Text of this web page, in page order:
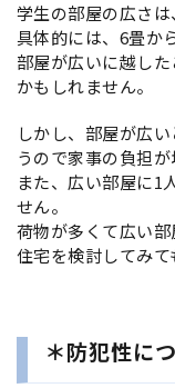
学生の部屋の広さは
具体的には、6畳か
部屋が広いに越し
かもしれません。
しかし、部屋が広
うので家事の負担が
また、広い部屋に1
せん。
荷物が多くて広い
住宅を検討してみて
＊防犯性に